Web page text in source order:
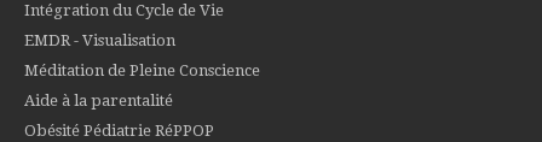
Intégration du Cycle de Vie
EMDR - Visualisation
Méditation de Pleine Conscience
Aide à la parentalité
Obésité Pédiatrie RéPPOP